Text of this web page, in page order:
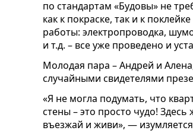
по стандартам «Будовы» не
как к покраске, так и к
работы: электропроводка,
и т.д. – все уже проведено и
Молодая пара – Андрей и
случайными свидетелями
«Я не могла подумать, что
стены – это просто чудо!
въезжай и живи», —